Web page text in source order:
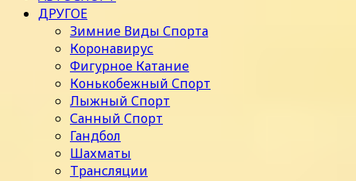
ДРУГОЕ
Зимние Виды Спорта
Коронавирус
Фигурное Катание
Конькобежный Спорт
Лыжный Спорт
Санный Спорт
Гандбол
Шахматы
Трансляции